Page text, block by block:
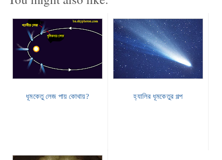
ধূমকেতু লেজ পায় কোথায়? হ্যালির ধূমকেতুর গল্প